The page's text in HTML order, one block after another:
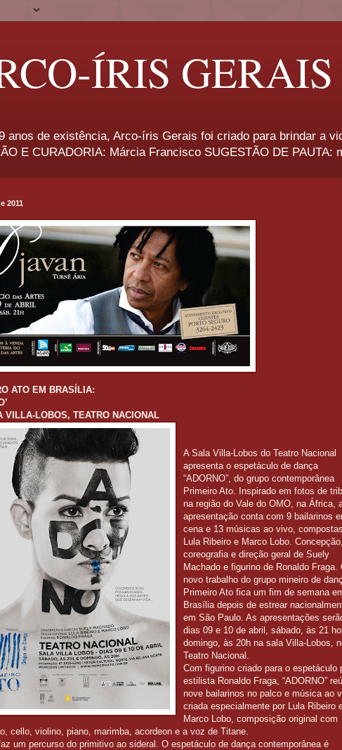
ÍRIS GERAIS
anos de existência, Arco-íris Gerais foi criado para brindar a
E CURADORIA: Márcia Francisco SUGESTÃO DE PAUTA:
2011
ATO EM BRASÍLIA:
VILLA-LOBOS, TEATRO NACIONAL
A Sala Villa-Lobos do Teatro Nacional
apresenta o espetáculo de dança
“ADORNO”, do grupo contemporânea
Primeiro Ato. Inspirado em fotos de
na região do Vale do OMO, na África,
apresentação conta com 9 bailarinos
cena e 13 músicas ao vivo,
Lula Ribeiro e Marco Lobo. Concepção,
coreografia e direção geral de Suely
Machado e figurino de Ronaldo Fraga.
novo trabalho do grupo mineiro de
Primeiro Ato fica um fim de semana
Brasília depois de estrear
em São Paulo. As apresentações
dias 09 e 10 de abril, sábado, às 21
domingo, às 20h na sala Villa-Lobos,
Teatro Nacional.
Com figurino criado para o espetáculo
estilista Ronaldo Fraga, “ADORNO”
nove bailarinos no palco e música ao
criada especialmente por Lula Ribeiro
Marco Lobo, composição original com
cello, violino, piano, marimba, acordeon e a voz de Titane.
um percurso do primitivo ao sideral. O espetáculo de dança contemporânea é